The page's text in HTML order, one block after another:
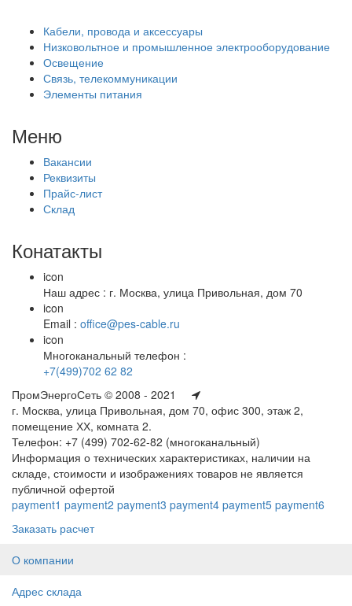
Кабели, провода и аксессуары
Низковольтное и промышленное электрооборудование
Освещение
Связь, телекоммуникации
Элементы питания
Меню
Вакансии
Реквизиты
Прайс-лист
Склад
Конатакты
icon
Наш адрес : г. Москва, улица Привольная, дом 70
icon
Email : office@pes-cable.ru
icon
Многоканальный телефон :
+7(499)702 62 82
ПромЭнергоСеть © 2008 - 2021
г. Москва, улица Привольная, дом 70, офис 300, этаж 2,
помещение ХХ, комната 2.
Телефон: +7 (499) 702-62-82 (многоканальный)
Информация о технических характеристиках, наличии на
складе, стоимости и изображениях товаров не является
публичной офертой
payment1 payment2 payment3 payment4 payment5 payment6
Заказать расчет
О компании
Адрес склада